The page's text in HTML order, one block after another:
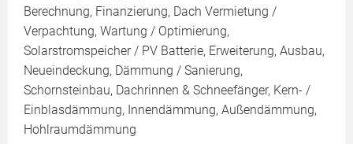
Berechnung, Finanzierung, Dach Vermietung /
Verpachtung, Wartung / Optimierung,
Solarstromspeicher / PV Batterie, Erweiterung, Ausbau,
Neueindeckung, Dämmung / Sanierung,
Schornsteinbau, Dachrinnen & Schneefänger, Kern- /
Einblasdämmung, Innendämmung, Außendämmung,
Hohlraumdämmung